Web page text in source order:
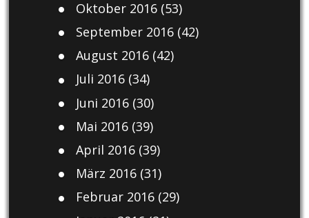
Oktober 2016(53)
September 2016(42)
August 2016(42)
Juli 2016(34)
Juni 2016(30)
Mai 2016(39)
April 2016(39)
März 2016(31)
Februar 2016(29)